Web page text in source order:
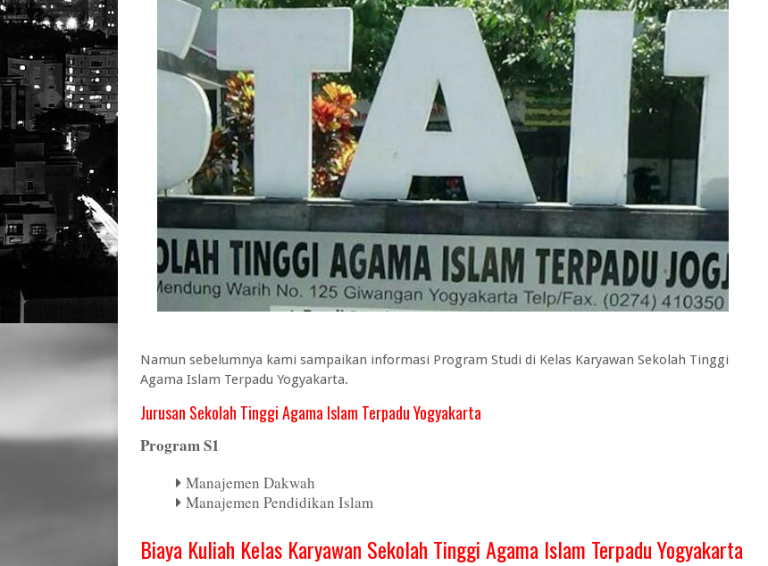
Namun sebelumnya kami sampaikan informasi Program Studi di Kelas Karyawan Sekolah Tinggi
Agama Islam Terpadu Yogyakarta.
Jurusan Sekolah Tinggi Agama Islam Terpadu Yogyakarta
Program S1
Manajemen Dakwah
Manajemen Pendidikan Islam
Biaya Kuliah Kelas Karyawan Sekolah Tinggi Agama Islam Terpadu Yogyakarta